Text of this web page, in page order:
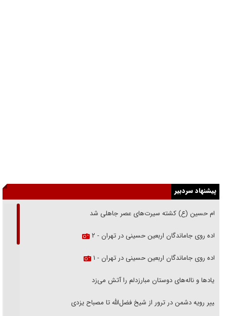
پیشنهاد سردبیر
امام حسین (ع) کشته سیرت‌های عصر جاهلی شد
پیاده روی جاماندگان اربعین حسینی در تهران - ۲
پیاده روی جاماندگان اربعین حسینی در تهران - ۱
فریاد‌ها و ناله‌های دوستان مبارزدلم را آتش می‌زد
تغییر رویه دشمن در ترور از شیخ فضل‌الله تا مصباح یزدی